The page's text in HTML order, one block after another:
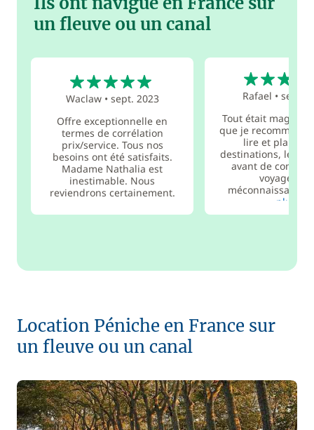
un fleuve ou un canal
Waclaw• sept. 2023
Offre exceptionnelle en
termes de corrélation
prix/service. Tous nos
besoins ont été satisfaits.
Madame Nathalia est
inestimable. Nous
reviendrons certainement.
Rafael •sept.
Tout était
que je
lire et
destinations, les
avant de
voyage. Par
méconnaissance,
plus
Location Péniche en France sur
un fleuve ou un canal